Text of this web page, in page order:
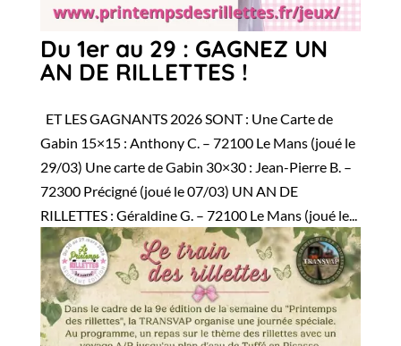
Du 1er au 29 : GAGNEZ UN
AN DE RILLETTES !
ET LES GAGNANTS 2026 SONT : Une Carte de
Gabin 15×15 : Anthony C. – 72100 Le Mans (joué le
29/03) Une carte de Gabin 30×30 : Jean-Pierre B. –
72300 Précigné (joué le 07/03) UN AN DE
RILLETTES : Géraldine G. – 72100 Le Mans (joué le...